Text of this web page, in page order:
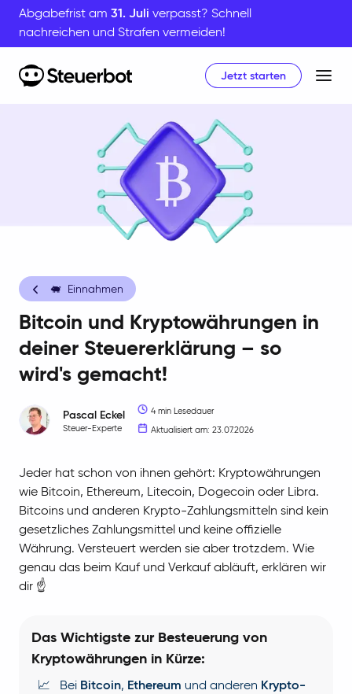
Abgabefrist am 31. Juli verpasst? Schnell
nachreichen und Strafen vermeiden!
Jetzt starten
🐖 Einnahmen
Bitcoin und Kryptowährungen in
deiner Steuererklärung – so
wird's gemacht!
Pascal Eckel
Steuer-Experte
4 min Lesedauer
Aktualisiert am: 23.07.2026
Jeder hat schon von ihnen gehört: Kryptowährungen
wie Bitcoin, Ethereum, Litecoin, Dogecoin oder Libra.
Bitcoins und anderen Krypto-Zahlungsmitteln sind kein
gesetzliches Zahlungsmittel und keine offizielle
Währung. Versteuert werden sie aber trotzdem. Wie
genau das beim Kauf und Verkauf abläuft, erklären wir
dir ☝️
Das Wichtigste zur Besteuerung von
Kryptowährungen in Kürze:
📈 Bei Bitcoin, Ethereum und anderen Krypto-